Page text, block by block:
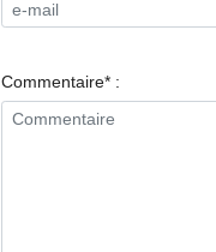
Commentaire* :